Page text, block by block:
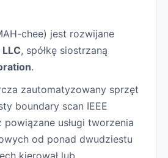
chee) jest rozwijane
, spółkę siostrzaną
.
zautomatyzowany sprzęt
boundary scan IEEE
powiązane usługi tworzenia
od ponad dwudziestu
kierował lub